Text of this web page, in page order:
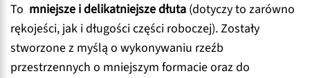
To mniejsze i delikatniejsze dłuta (dotyczy to zarówno
rękojeści, jak i długości części roboczej). Zostały
stworzone z myślą o wykonywaniu rzeźb
przestrzennych o mniejszym formacie oraz do